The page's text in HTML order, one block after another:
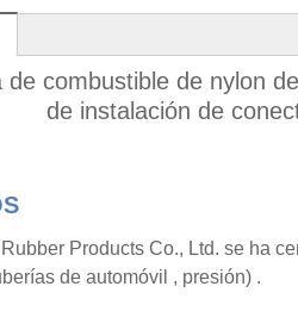
de combustible de nylon
de instalación de
Products Co., Ltd. se ha
de automóvil , presión) .